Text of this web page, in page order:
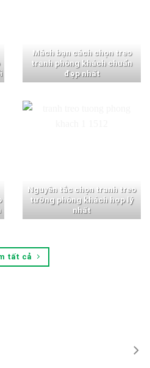
Mách bạn cách chọn treo
tranh phòng khách chuẩn
đẹp nhất
Nguyên tắc chọn tranh treo
tường phòng khách hợp lý
nhất
tất cả